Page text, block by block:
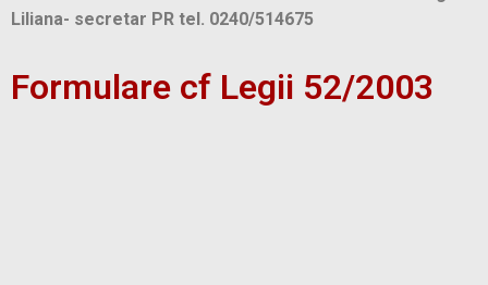
Liliana- secretar PR tel. 0240/514675
Formulare cf Legii 52/2003